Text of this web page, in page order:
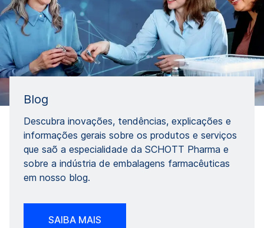
Blog
Descubra inovações, tendências, explicações e
informações gerais sobre os produtos e serviços
que saõ a especialidade da SCHOTT Pharma e
sobre a indústria de embalagens farmacêuticas
em nosso blog.
SAIBA MAIS